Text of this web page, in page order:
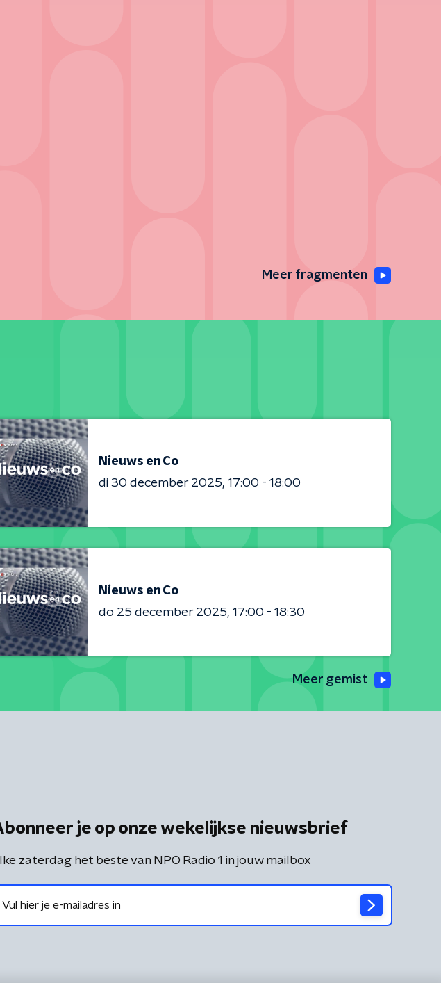
Meer fragmenten
Nieuws en Co
di 30 december 2025 17:00 - 18:00
Nieuws en Co
do 25 december 2025 17:00 - 18:30
Meer gemist
je op onze wekelijkse nieuwsbrief
zaterdag het beste van NPO Radio 1 in jouw mailbox